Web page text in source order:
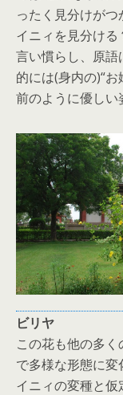
ったく見分けが
イニィを見分け
言い慣らし、原
的には(身内の)“
前のように優しい
ビリヤ
この花も他の多
で多様な形態に
イニィの変種と